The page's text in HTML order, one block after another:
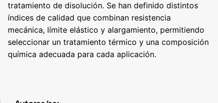
tratamiento de disolución. Se han definido distintos
índices de calidad que combinan resistencia
mecánica, límite elástico y alargamiento, permitiendo
seleccionar un tratamiento térmico y una composición
química adecuada para cada aplicación.